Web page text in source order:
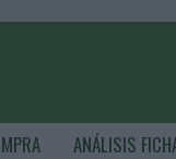
ANÁLISIS